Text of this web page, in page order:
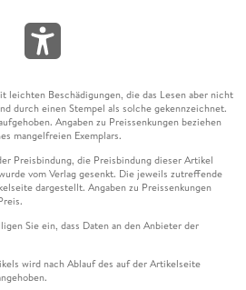
leichten Beschädigungen, die das Lesen aber nicht
durch einen Stempel als solche gekennzeichnet.
Angaben zu Preissenkungen beziehen
mangelfreien Exemplars.
Preisbindung, die Preisbindung dieser Artikel
vom Verlag gesenkt. Die jeweils zutreffende
dargestellt. Angaben zu Preissenkungen
Sie ein, dass Daten an den Anbieter der
wird nach Ablauf des auf der Artikelseite